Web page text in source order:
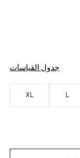
جدول القياسات
L
XL